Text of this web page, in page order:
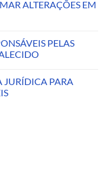
ALTERAÇÕES EM
PELAS
JURÍDICA PARA